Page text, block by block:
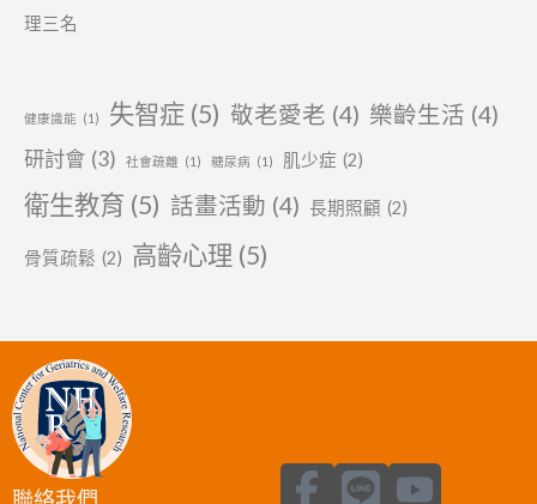
理三名
健康識能 (1) 失智症 (5) 敬老愛老 (4) 樂齡生活 (4)
研討會 (3) 社會疏離 (1) 糖尿病 (1) 肌少症 (2)
衛生教育 (5) 話畫活動 (4) 長期照顧 (2)
骨質疏鬆 (2) 高齡心理 (5)
F
L
Y